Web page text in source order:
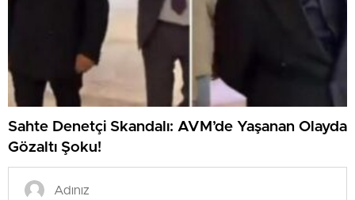
Sahte Denetçi Skandalı: AVM’de Yaşanan Olayda
Gözaltı Şoku!